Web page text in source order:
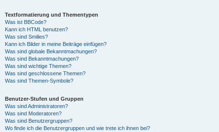
Textformatierung und Thementypen
Was ist BBCode?
Kann ich HTML benutzen?
Was sind Smilies?
Kann ich Bilder in meine Beiträge einfügen?
Was sind globale Bekanntmachungen?
Was sind Bekanntmachungen?
Was sind wichtige Themen?
Was sind geschlossene Themen?
Was sind Themen-Symbole?
Benutzer-Stufen und Gruppen
Was sind Administratoren?
Was sind Moderatoren?
Was sind Benutzergruppen?
Wo finde ich die Benutzergruppen und wie trete ich ihnen bei?